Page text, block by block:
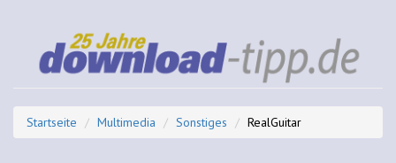
Startseite Multimedia Sonstiges RealGuitar